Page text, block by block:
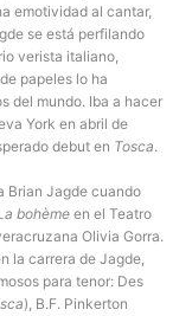
emotividad al cantar,
se está perfilando
verista italiano,
papeles lo ha
del mundo. Iba a hacer
York en abril de
debut en Tosca.
Brian Jagde cuando
bohème en el Teatro
Olivia Gorra.
la carrera de Jagde,
para tenor: Des
), B.F. Pinkerton